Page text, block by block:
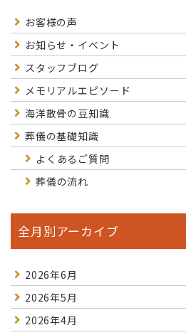
お客様の声
お知らせ・イベント
スタッフブログ
メモリアルエピソード
海洋散骨の豆知識
葬儀の基礎知識
よくあるご質問
葬儀の流れ
全月別アーカイブ
2026年6月
2026年5月
2026年4月